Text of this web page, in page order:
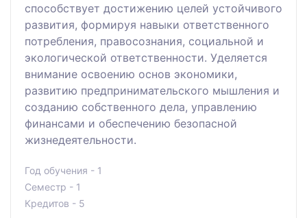
способствует достижению целей устойчивого
развития, формируя навыки ответственного
потребления, правосознания, социальной и
экологической ответственности. Уделяется
внимание освоению основ экономики,
развитию предпринимательского мышления и
созданию собственного дела, управлению
финансами и обеспечению безопасной
жизнедеятельности.
Год обучения - 1
Семестр - 1
Кредитов - 5